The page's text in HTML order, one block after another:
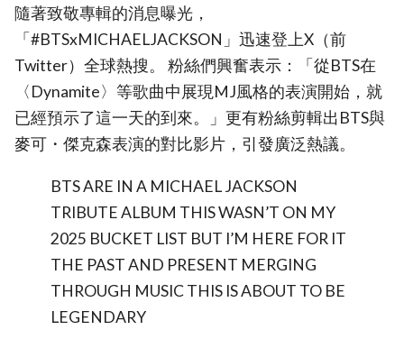
隨著致敬專輯的消息曝光，
「#BTSxMICHAELJACKSON」迅速登上X（前
Twitter）全球熱搜。 粉絲們興奮表示：「從BTS在
〈Dynamite〉等歌曲中展現MJ風格的表演開始，就
已經預示了這一天的到來。」更有粉絲剪輯出BTS與
麥可・傑克森表演的對比影片，引發廣泛熱議。
BTS ARE IN A MICHAEL JACKSON
TRIBUTE ALBUM THIS WASN’T ON MY
2025 BUCKET LIST BUT I’M HERE FOR IT
THE PAST AND PRESENT MERGING
THROUGH MUSIC THIS IS ABOUT TO BE
LEGENDARY